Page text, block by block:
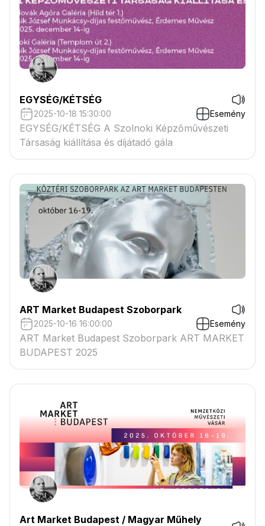
EGYSÉG/KÉTSÉG
2025-10-18 15:30:00 Esemény
EGYSÉG/KÉTSÉG A Szolnoki Képzőművészeti
Társaság kiállítása és díjátadó gála
ART Market Budapest Szoborpark
2025-10-16 16:00:00 Esemény
ART Market Budapest Szoborpark ART MARKET
BUDAPEST 2025
Art Market Budapest / Magyar Műhely